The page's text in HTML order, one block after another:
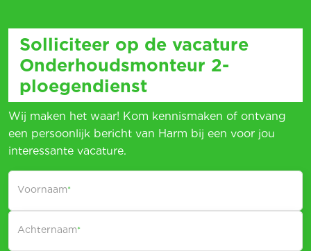
Solliciteer op de vacature
Onderhoudsmonteur 2-
ploegendienst
Wij maken het waar! Kom kennismaken of ontvang
een persoonlijk bericht van Harm bij een voor jou
interessante vacature.
Voornaam*
Achternaam*